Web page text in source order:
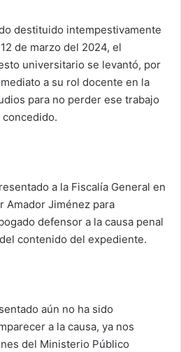
destituido intempestivamente
de marzo del 2024, el
universitario se levantó, por
a su rol docente en la
para no perder ese trabajo
a la Fiscalía General en
Amador Jiménez para
defensor a la causa penal
contenido del expediente.
aún no ha sido
a la causa, ya nos
del Ministerio Público